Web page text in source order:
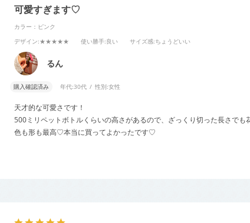
可愛すぎます♡
カラー：ピンク
デザイン:★★★★★ 使い勝手:良い サイズ感:ちょうどいい
るん
購入確認済み 年代:30代 性別:女性
天才的な可愛さです！
500ミリペットボトルくらいの高さがあるので、ざっくり切った長さで
色も形も最高♡本当に買ってよかったです♡